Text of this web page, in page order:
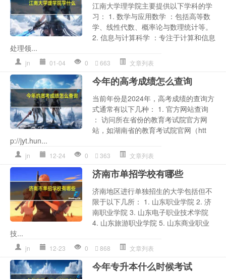
江南大学理学院主要提供以下学科的学
习： 1. 数学与应用数学 ：包括高等数
学、线性代数、概率论与数理统计等。
2. 信息与计算科学 ：专注于计算和信息
处理领...
jn 01-04 0 663 文章列表
今年的高考成绩怎么查询
当前年份是2024年，高考成绩的查询方
式通常有以下几种： 1. 官方网站查询
： 访问所在省份的教育考试院官方网
站，如湖南省的教育考试院官网（htt
p://jyt.hun...
jn 12-24 0 363 文章列表
济南市单招学校有哪些
济南地区进行单独招生的大学包括但不
限于以下几所： 1. 山东职业学院 2. 济
南职业学院 3. 山东电子职业技术学院
4. 山东旅游职业学院 5. 山东商业职业
技...
jn 12-23 0 868 文章列表
今年专升本什么时候考试